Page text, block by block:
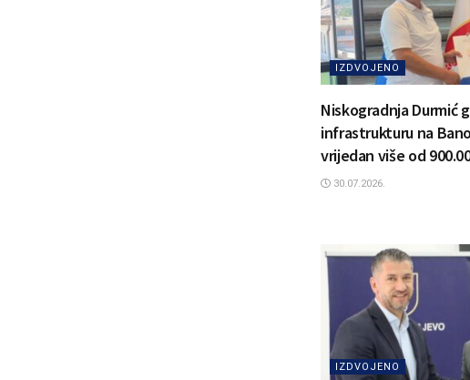
IZDVOJENO
Niskogradnja Durmić
infrastrukturu na
vrijedan više od
30.07.2026.
IZDVOJENO